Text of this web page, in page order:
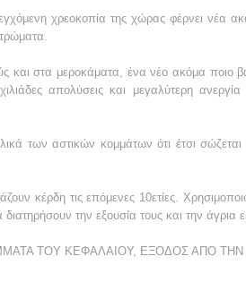
χρεοκοπία της χώρας φέρνει νέα
και στα μεροκάματα, ένα νέο ακόμα ποιο
απολύσεις και μεγαλύτερη
των αστικών κομμάτων ότι έτσι
κέρδη τις επόμενες 10ετίες.
την εξουσία τους και την άγρια
ΤΟΥ ΚΕΦΑΛΑΙΟΥ, ΕΞΟΔΟΣ ΑΠΟ